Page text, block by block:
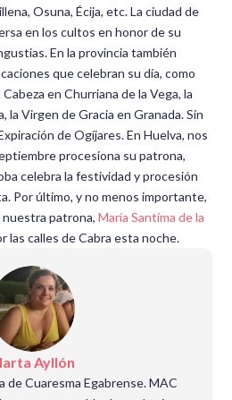
Osuna, Écija, etc. La ciudad de
en los cultos en honor de su
En la provincia también
que celebran su día, como
en Churriana de la Vega, la
la Virgen de Gracia en Granada. Sin
de Ogíjares. En Huelva, nos
procesiona su patrona,
celebra la festividad y procesión
Por último, y no menos importante,
nuestra patrona,María Santíma de la
las calles de Cabra esta noche.
Ayllón
de Cuaresma Egabrense. MAC